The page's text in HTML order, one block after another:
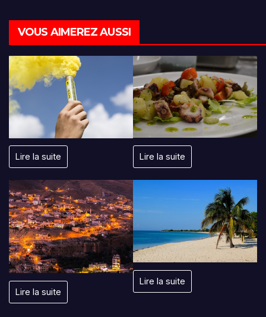
VOUS AIMEREZ AUSSI
Lire la suite Lire la suite
Lire la suite
Lire la suite